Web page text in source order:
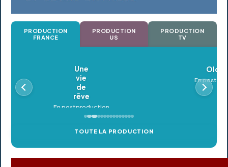
PRODUCTION
FRANCE
PRODUCTION
US
PRODUCTION
TV
Oldeupe
En postproduction
TOUTE LA PRODUCTION